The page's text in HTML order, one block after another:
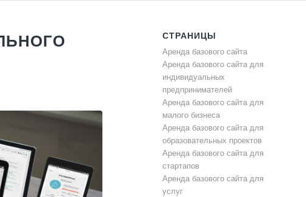
СТРАНИЦЫ
Аренда базового сайта
Аренда базового сайта для
индивидуальных
предпринимателей
Аренда базового сайта для
малого бизнеса
Аренда базового сайта для
образовательных проектов
Аренда базового сайта для
стартапов
Аренда базового сайта для
услуг